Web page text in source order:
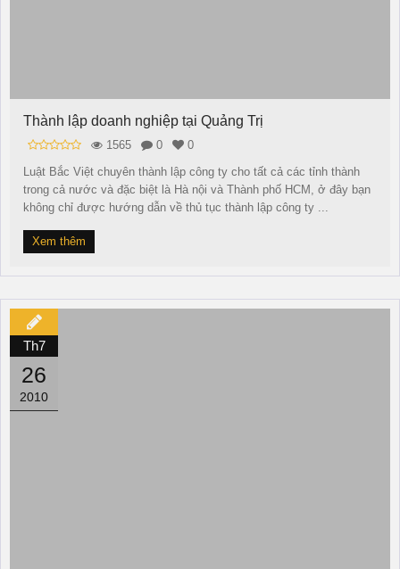
Thành lập doanh nghiệp tại Quảng Trị
1565 0
0
Luật Bắc Việt chuyên thành lập công ty cho tất cả các tỉnh thành
trong cả nước và đặc biệt là Hà nội và Thành phố HCM, ở đây bạn
không chỉ được hướng dẫn về thủ tục thành lập công ty ...
Xem thêm
Th7
26
2010